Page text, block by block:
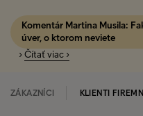
Komentár Martina Musila:
úver, o ktorom neviete
› Čítať viac ›
ZÁKAZNÍCI KLIENTI